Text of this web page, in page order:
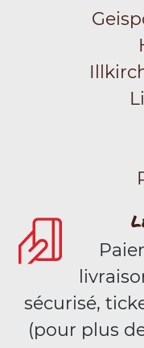
sécurisé,
(pour plus